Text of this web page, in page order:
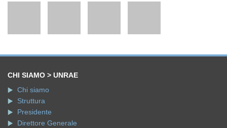
CHI SIAMO > UNRAE
Chi siamo
Struttura
Presidente
Direttore Generale